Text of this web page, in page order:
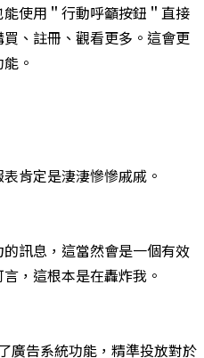
使用＂行動呼籲按鈕＂直接
、註冊、觀看更多。這會更
。
肯定是淒淒慘慘戚戚。
訊息，這當然會是一個有效
，這根本是在轟炸我。
廣告系統功能，精準投放對於